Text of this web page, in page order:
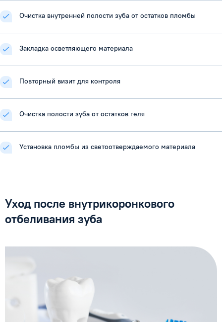
Очистка внутренней полости зуба от остатков пломбы
Закладка осветляющего материала
Повторный визит для контроля
Очистка полости зуба от остатков геля
Установка пломбы из светоотверждаемого материала
Уход после внутрикоронкового
отбеливания зуба